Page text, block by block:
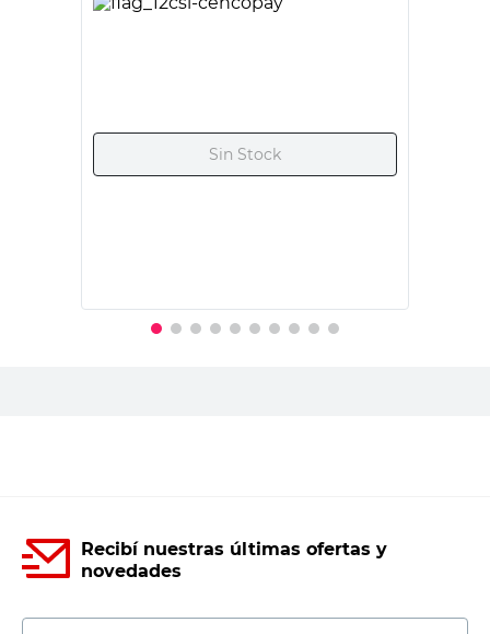
Bloque Cemento 20 Cm Corblock
Recibí nuestras últimas ofertas y